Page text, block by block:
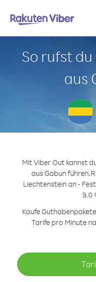
So rufst
aus
Mit Viber Out kannst
aus Gabun führen.
Liechtenstein an -
9.0
Kaufe
Tarife pro Minute